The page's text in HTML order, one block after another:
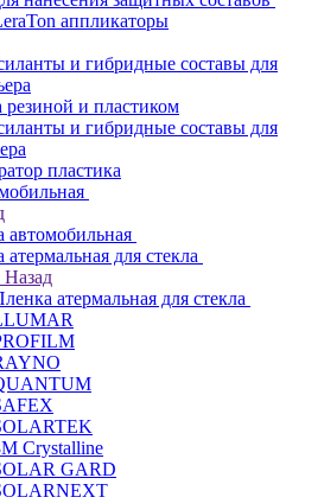
аппликаторы
и гибридные составы для
резиной и пластиком
и гибридные составы для
пластика
автомобильная
для стекла
Назад
атермальная для стекла
Crystalline
GARD